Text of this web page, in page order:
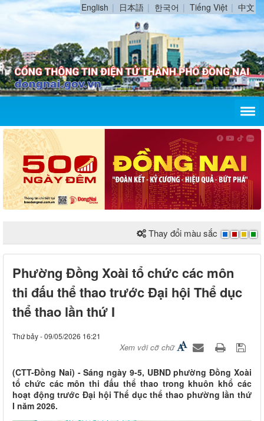
English 日本語 한국어 Tiếng Việt 中文
Thay đổi màu sắc
Phường Đồng Xoài tổ chức các môn
thi đấu thể thao trước Đại hội Thể dục
thể thao lần thứ I
Thứ bảy - 09/05/2026 16:21
Xem với cỡ chữ
(CTT-Đồng Nai) - Sáng ngày 9-5, UBND phường Đồng Xoài
tổ chức các môn thi đấu thể thao trong khuôn khổ các
hoạt động trước Đại hội Thể dục thể thao phường lần thứ
I năm 2026.